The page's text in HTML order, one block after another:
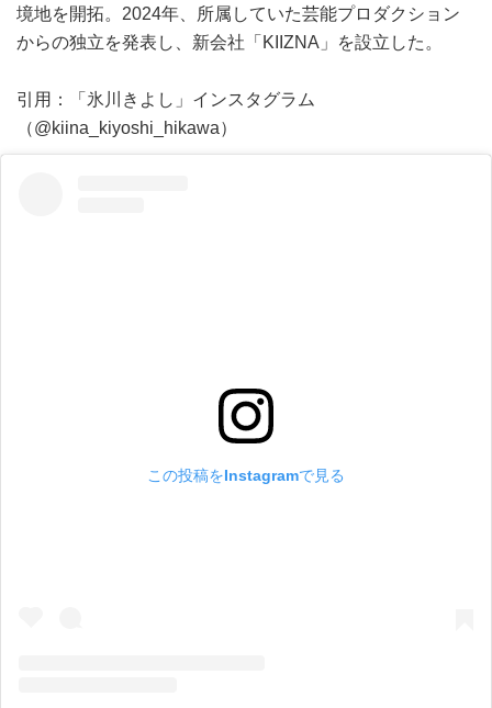
境地を開拓。2024年、所属していた芸能プロダクション
からの独立を発表し、新会社「KIIZNA」を設立した。
引用：「氷川きよし」インスタグラム
（@kiina_kiyoshi_hikawa）
この投稿をInstagramで見る